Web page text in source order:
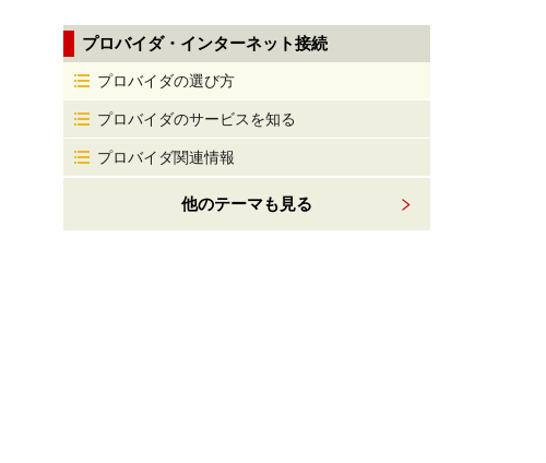
プロバイダ・インターネット接続
プロバイダの選び方
プロバイダのサービスを知る
プロバイダ関連情報
他のテーマも見る